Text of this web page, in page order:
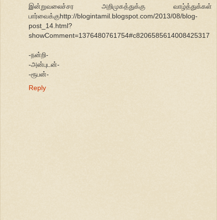
இன்றுவலைச்சர அறிமுகத்துக்கு வாழ்த்துக்கள்
பார்வைக்குhttp://blogintamil.blogspot.com/2013/08/blog-
post_14.html?
showComment=1376480761754#c8206585614008425317
-நன்றி-
-அன்புடன்-
-ரூபன்-
Reply